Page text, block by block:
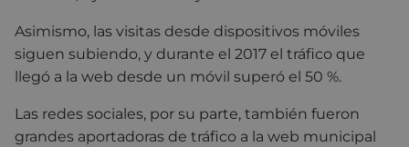
Asimismo, las visitas desde dispositivos móviles
siguen subiendo, y durante el 2017 el tráfico que
llegó a la web desde un móvil superó el 50 %.
Las redes sociales, por su parte, también fueron
grandes aportadoras de tráfico a la web municipal